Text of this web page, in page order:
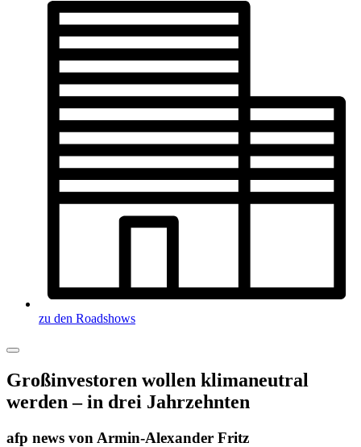
zu den Roadshows
Großinvestoren wollen klimaneutral
werden – in drei Jahrzehnten
afp news von Armin-Alexander Fritz